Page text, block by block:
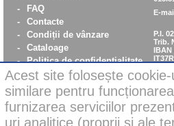
-
FAQ
-
Contacte
-
Condiții de vânzare
-
Cataloage
- Politica de confidentialitate
- Notificare – Poștă clasică
- Cookie policy
- WhistleBlowing
- Parità di Genere
E-
P.I.
Trib.
IBAN
San
Acest site folosește
similare pentru
furnizarea serviciilor
uri analitice (proprii și ale